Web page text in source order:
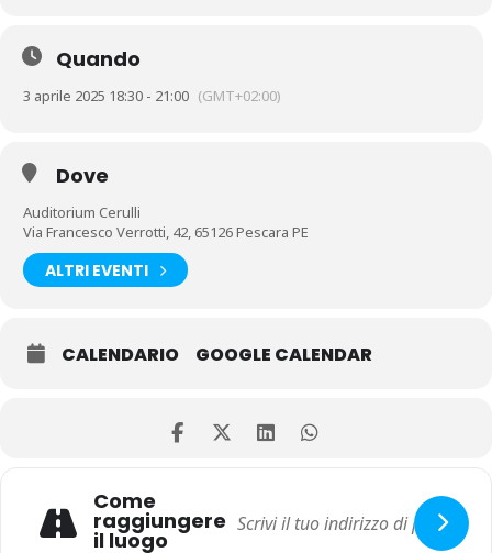
Quando
3 aprile 2025 18:30 - 21:00 (GMT+02:00)
Dove
Auditorium Cerulli
Via Francesco Verrotti, 42, 65126 Pescara PE
ALTRI EVENTI
CALENDARIO GOOGLE CALENDAR
Come
raggiungere
il luogo